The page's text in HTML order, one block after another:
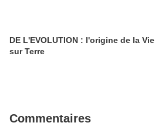
DE L'EVOLUTION : l'origine de la Vie
sur Terre
Commentaires